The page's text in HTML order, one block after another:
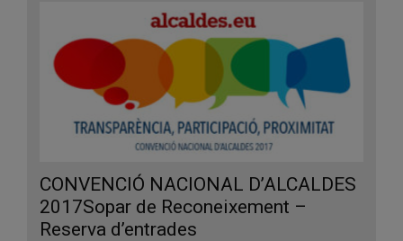
CONVENCIÓ NACIONAL D’ALCALDES
2017Sopar de Reconeixement –
Reserva d’entrades